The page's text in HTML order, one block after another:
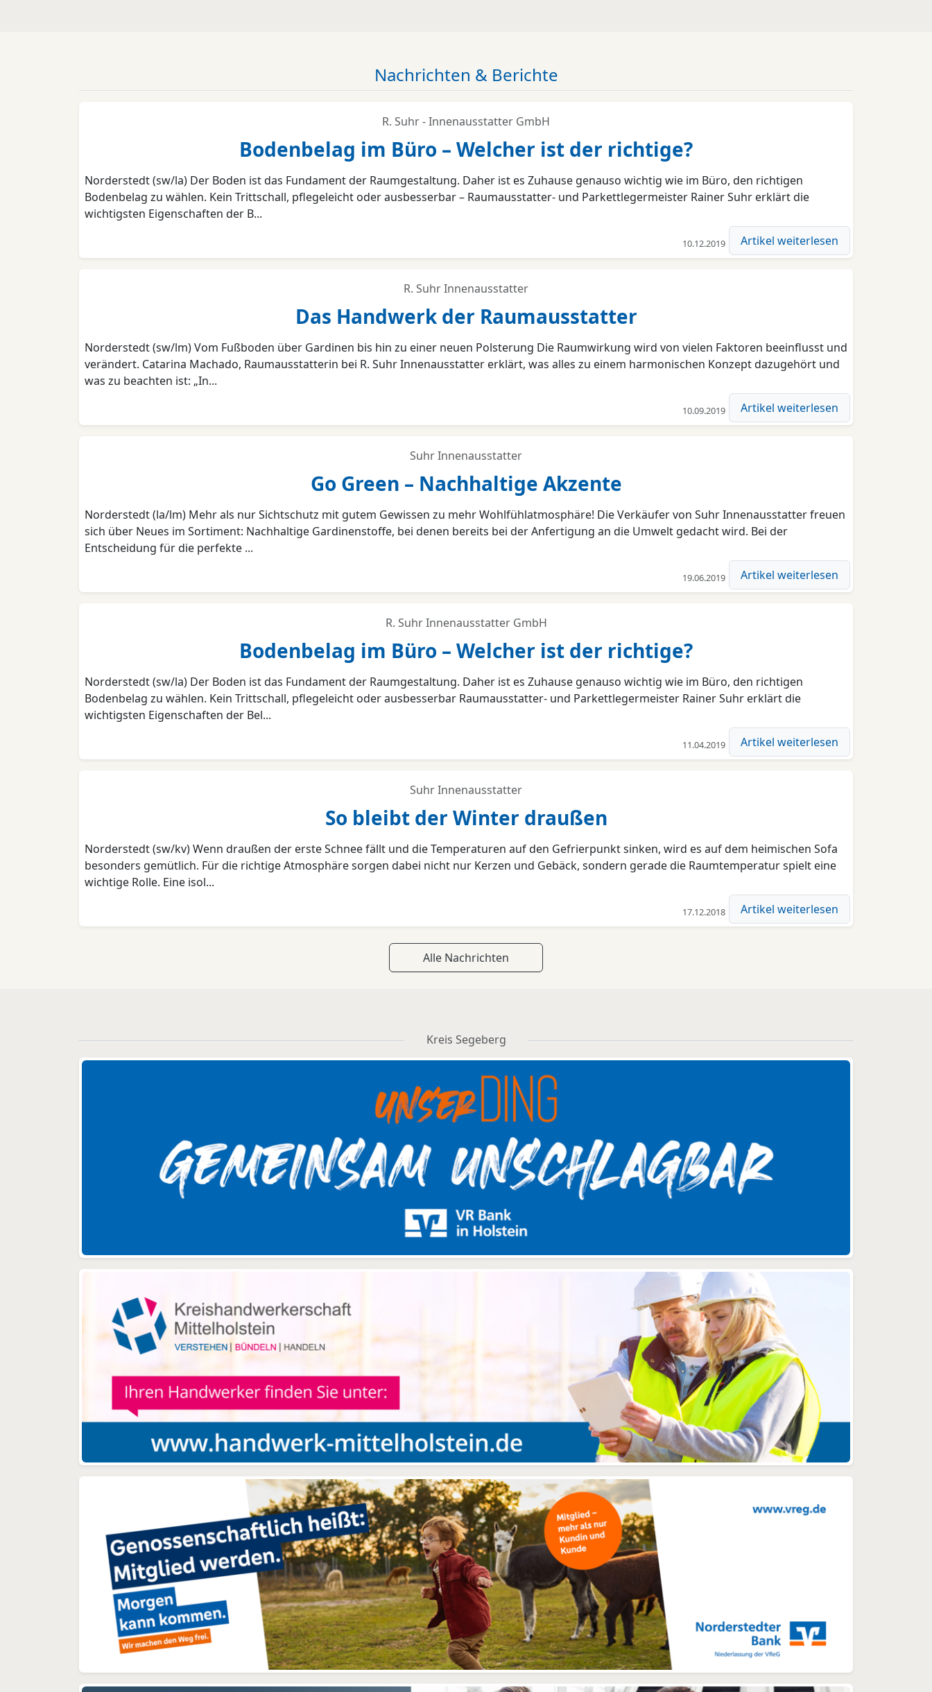
Nachrichten & Berichte
R. Suhr - Innenausstatter GmbH
Bodenbelag im Büro – Welcher ist der richtige?
Norderstedt (sw/la) Der Boden ist das Fundament der Raumgestaltung. Daher ist es Zuhause genauso wichtig wie im Büro, den richtigen
Bodenbelag zu wählen. Kein Trittschall, pflegeleicht oder ausbesserbar – Raumausstatter- und Parkettlegermeister Rainer Suhr erklärt die
wichtigsten Eigenschaften der B...
10.12.2019 Artikel weiterlesen
R. Suhr Innenausstatter
Das Handwerk der Raumausstatter
Norderstedt (sw/lm) Vom Fußboden über Gardinen bis hin zu einer neuen Polsterung Die Raumwirkung wird von vielen Faktoren beeinflusst und
verändert. Catarina Machado, Raumausstatterin bei R. Suhr Innenausstatter erklärt, was alles zu einem harmonischen Konzept dazugehört und
was zu beachten ist: „In...
10.09.2019 Artikel weiterlesen
Suhr Innenausstatter
Go Green – Nachhaltige Akzente
Norderstedt (la/lm) Mehr als nur Sichtschutz mit gutem Gewissen zu mehr Wohlfühlatmosphäre! Die Verkäufer von Suhr Innenausstatter freuen
sich über Neues im Sortiment: Nachhaltige Gardinenstoffe, bei denen bereits bei der Anfertigung an die Umwelt gedacht wird. Bei der
Entscheidung für die perfekte ...
19.06.2019 Artikel weiterlesen
R. Suhr Innenausstatter GmbH
Bodenbelag im Büro – Welcher ist der richtige?
Norderstedt (sw/la) Der Boden ist das Fundament der Raumgestaltung. Daher ist es Zuhause genauso wichtig wie im Büro, den richtigen
Bodenbelag zu wählen. Kein Trittschall, pflegeleicht oder ausbesserbar Raumausstatter- und Parkettlegermeister Rainer Suhr erklärt die
wichtigsten Eigenschaften der Bel...
11.04.2019 Artikel weiterlesen
Suhr Innenausstatter
So bleibt der Winter draußen
Norderstedt (sw/kv) Wenn draußen der erste Schnee fällt und die Temperaturen auf den Gefrierpunkt sinken, wird es auf dem heimischen Sofa
besonders gemütlich. Für die richtige Atmosphäre sorgen dabei nicht nur Kerzen und Gebäck, sondern gerade die Raumtemperatur spielt eine
wichtige Rolle. Eine isol...
17.12.2018 Artikel weiterlesen
Alle Nachrichten
Kreis Segeberg